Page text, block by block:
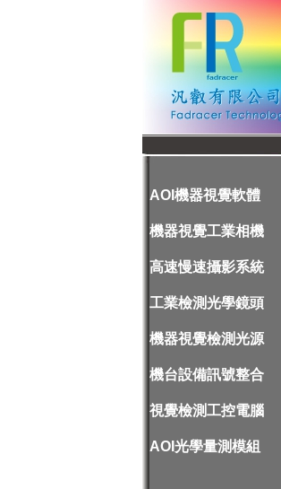
AOI機器視覺軟體
機器視覺工業相機
高速慢速攝影系統
工業檢測光學鏡頭
機器視覺檢測光源
機台設備訊號整合
視覺檢測工控電腦
AOI光學量測模組